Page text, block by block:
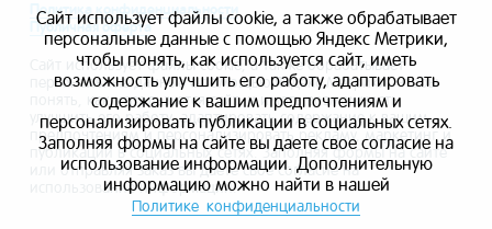
Политика конфиденциальности
Публичная оферта
Сайт использует файлы cookie, а также обрабатывает
персональные данные с помощью Яндекс Метрики, чтобы
понять, как используется сайт, и иметь возможность
улучшить его работу, адаптировать содержание к вашим
предпочтениям и персонализировать рекламу, маркетинг и
публикации в социальных сетях. Заполняя формы на сайте
или отправляя заказ вы даете свое согласие на
использование информации.
Сайт использует файлы cookie, а также обрабатывает
персональные данные с помощью Яндекс Метрики,
чтобы понять, как используется сайт, иметь
возможность улучшить его работу, адаптировать
содержание к вашим предпочтениям и
персонализировать публикации в социальных сетях.
Заполняя формы на сайте вы даете свое согласие на
использование информации. Дополнительную
информацию можно найти в нашей
Политике конфиденциальности